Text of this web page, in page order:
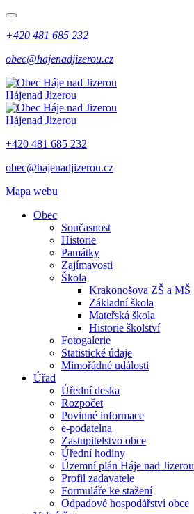
+420 481 685 232
obec@hajenadjizerou.cz
Hájenad Jizerou
Hájenad Jizerou
+420 481 685 232
obec@hajenadjizerou.cz
Mapa webu
Obec
Současnost
Historie
Památky
Zajímavosti
Škola
Krakonošova ZŠ a MŠ
Základní škola
Mateřská škola
Historie školství
Fotogalerie
Statistické údaje
Mimořádné události
Úřad
Úřední deska
Rozpočet
Povinné informace
e-podatelna
Zastupitelstvo obce
Úřední hodiny
Územní plán Háje nad Jizerou
Profil zadavatele
Formuláře ke stažení
Odpadové hospodářství obce